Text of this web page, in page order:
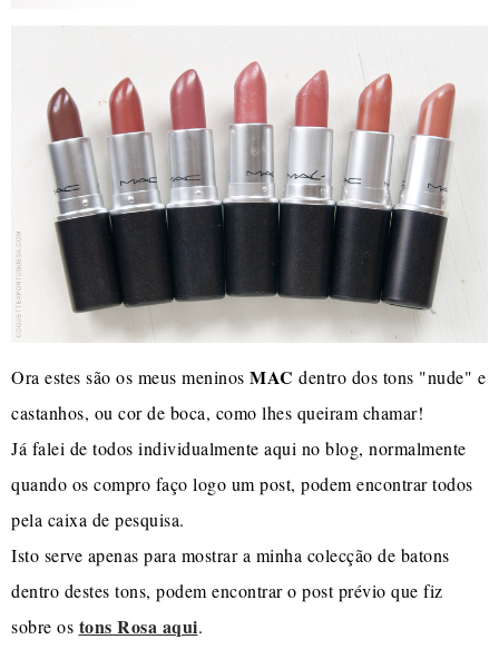
Ora estes são os meus meninos MAC dentro dos tons "nude" e
castanhos, ou cor de boca, como lhes queiram chamar!
Já falei de todos individualmente aqui no blog, normalmente
quando os compro faço logo um post, podem encontrar todos
pela caixa de pesquisa.
Isto serve apenas para mostrar a minha colecção de batons
dentro destes tons, podem encontrar o post prévio que fiz
sobre os tons Rosa aqui.